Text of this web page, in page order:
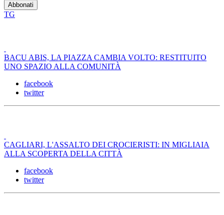
TG
BACU ABIS, LA PIAZZA CAMBIA VOLTO: RESTITUITO
UNO SPAZIO ALLA COMUNITÀ
facebook
twitter
CAGLIARI, L'ASSALTO DEI CROCIERISTI: IN MIGLIAIA
ALLA SCOPERTA DELLA CITTÀ
facebook
twitter